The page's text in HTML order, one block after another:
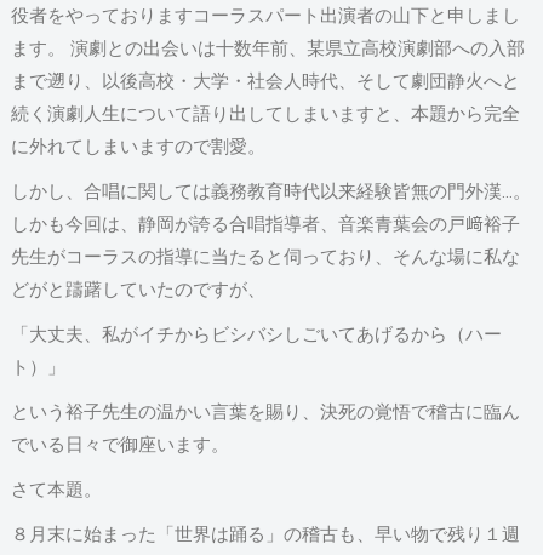
役者をやっておりますコーラスパート出演者の山下と申しまし
ます。 演劇との出会いは十数年前、某県立高校演劇部への入部
まで遡り、以後高校・大学・社会人時代、そして劇団静火へと
続く演劇人生について語り出してしまいますと、本題から完全
に外れてしまいますので割愛。
しかし、合唱に関しては義務教育時代以来経験皆無の門外漢…。
しかも今回は、静岡が誇る合唱指導者、音楽青葉会の戸﨑裕子
先生がコーラスの指導に当たると伺っており、そんな場に私な
どがと躊躇していたのですが、
「大丈夫、私がイチからビシバシしごいてあげるから（ハー
ト）」
という裕子先生の温かい言葉を賜り、決死の覚悟で稽古に臨ん
でいる日々で御座います。
さて本題。
８月末に始まった「世界は踊る」の稽古も、早い物で残り１週